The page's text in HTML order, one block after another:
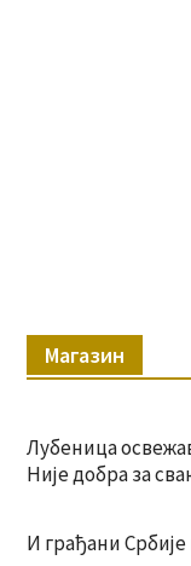
Магазин
Лубеница
Није добра за
И грађани Србије